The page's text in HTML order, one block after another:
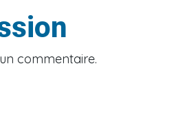
commentaire.